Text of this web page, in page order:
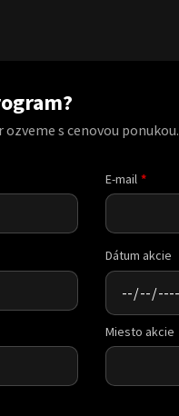
s cenovou ponukou.
E-mail
Dátum akcie
Miesto akcie